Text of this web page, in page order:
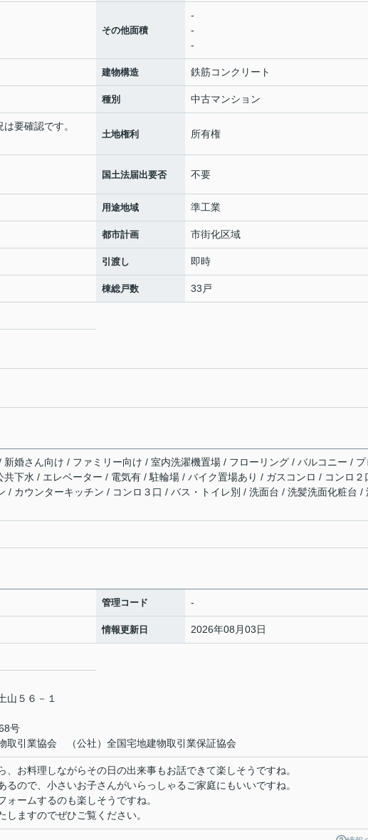
その他面積
-
-
-
建物構造 鉄筋コンクリート
種別 中古マンション
要確認です。
土地権利 所有権
国土法届出要否 不要
用途地域 準工業
都市計画 市街化区域
引渡し 即時
棟総戸数 33戸
新婚さん向け / ファミリー向け / 室内洗濯機置場 / フローリング / バルコニー / プ
下水 / エレベーター / 電気有 / 駐輪場 / バイク置場あり / ガスコンロ / コンロ２
/ カウンターキッチン / コンロ３口 / バス・トイレ別 / 洗面台 / 洗髪洗面化粧台 /
管理コード -
情報更新日 2026年08月03日
山５６－１
号
取引業協会 （公社）全国宅地建物取引業保証協会
、お料理しながらその日の出来事もお話できて楽しそうですね。
るので、小さいお子さんがいらっしゃるご家庭にもいいですね。
ォームするのも楽しそうですね。
しますのでぜひご覧ください。